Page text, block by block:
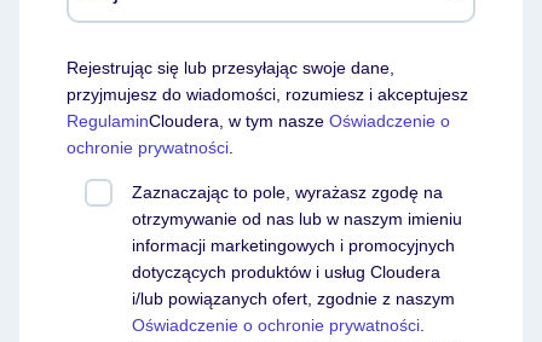
Rejestrując się lub przesyłając swoje dane,
przyjmujesz do wiadomości, rozumiesz i akceptujesz
RegulaminCloudera, w tym nasze Oświadczenie o
ochronie prywatności.
Zaznaczając to pole, wyrażasz zgodę na
otrzymywanie od nas lub w naszym imieniu
informacji marketingowych i promocyjnych
dotyczących produktów i usług Cloudera
i/lub powiązanych ofert, zgodnie z naszym
Oświadczenie o ochronie prywatności.